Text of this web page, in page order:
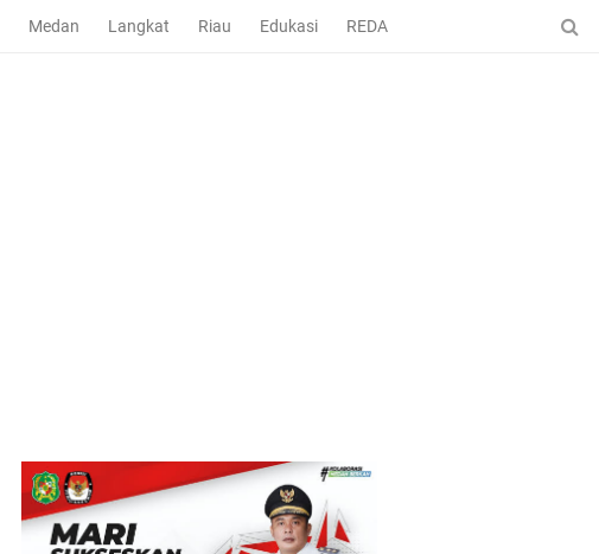
Medan Langkat Riau Edukasi REDAKSI